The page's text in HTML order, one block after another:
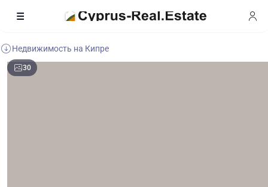
Недвижимость на Кипре
30